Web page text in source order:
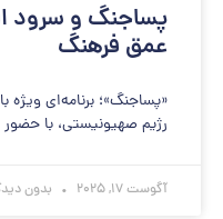
پساجنگ و سرود
عمق فرهنگ
«پساجنگ»؛ برنامه‌ای ویژه
رژیم صهیونیستی، با حضور
آگوست 17, 2025 بدون